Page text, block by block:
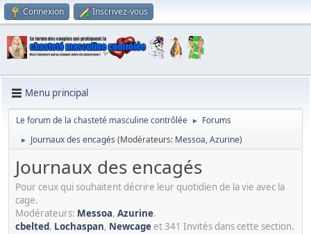
Connexion Inscrivez-vous
Menu principal
Le forum de la chasteté masculine contrôlée ► Forums
► Journaux des encagés (Modérateurs: Messoa,Azurine)
Journaux des encagés
Pour ceux qui souhaitent décrire leur quotidien de la vie avec la
cage.
Modérateurs: Messoa, Azurine.
cbelted, Lochaspan, Newcage et 341 Invités dans cette section.